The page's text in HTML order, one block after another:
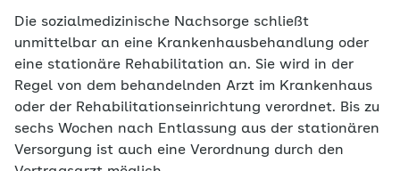
Die sozialmedizinische Nachsorge schließt
unmittelbar an eine Krankenhausbehandlung oder
eine stationäre Rehabilitation an. Sie wird in der
Regel von dem behandelnden Arzt im Krankenhaus
oder der Rehabilitationseinrichtung verordnet. Bis zu
sechs Wochen nach Entlassung aus der stationären
Versorgung ist auch eine Verordnung durch den